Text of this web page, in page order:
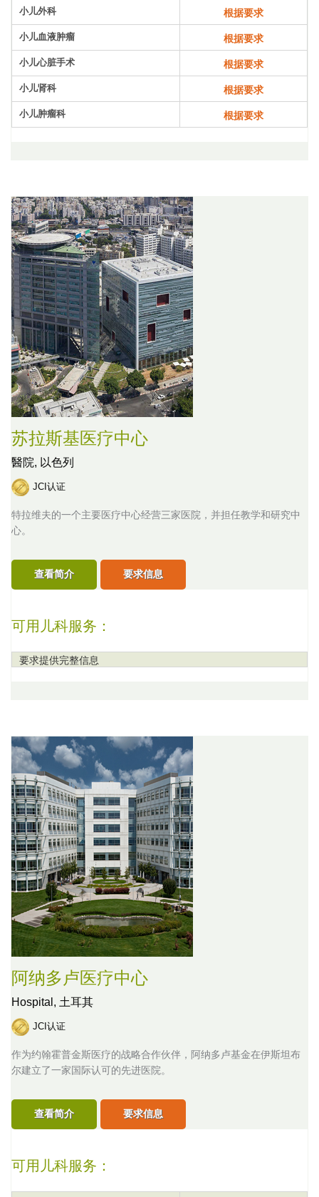
小儿外科 根据要求
小儿血液肿瘤 根据要求
小儿心脏手术 根据要求
小儿肾科 根据要求
小儿肿瘤科 根据要求
苏拉斯基医疗中心
醫院, 以色列
JCI认证
特拉维夫的一个主要医疗中心经营三家医院，并担任教学和研究中
心。
查看简介 要求信息
可用儿科服务：
要求提供完整信息
阿纳多卢医疗中心
Hospital, 土耳其
JCI认证
作为约翰霍普金斯医疗的战略合作伙伴，阿纳多卢基金在伊斯坦布
尔建立了一家国际认可的先进医院。
查看简介 要求信息
可用儿科服务：